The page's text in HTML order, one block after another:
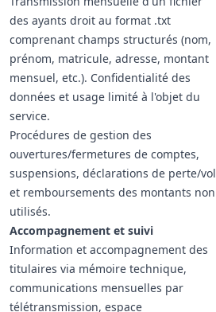
des ayants droit au format .txt
comprenant champs structurés (nom,
prénom, matricule, adresse, montant
mensuel, etc.). Confidentialité des
données et usage limité à l'objet du
service.
Procédures de gestion des
ouvertures/fermetures de comptes,
suspensions, déclarations de perte/vol
et remboursements des montants non
utilisés.
Accompagnement et suivi
Information et accompagnement des
titulaires via mémoire technique,
communications mensuelles par
télétransmission, espace